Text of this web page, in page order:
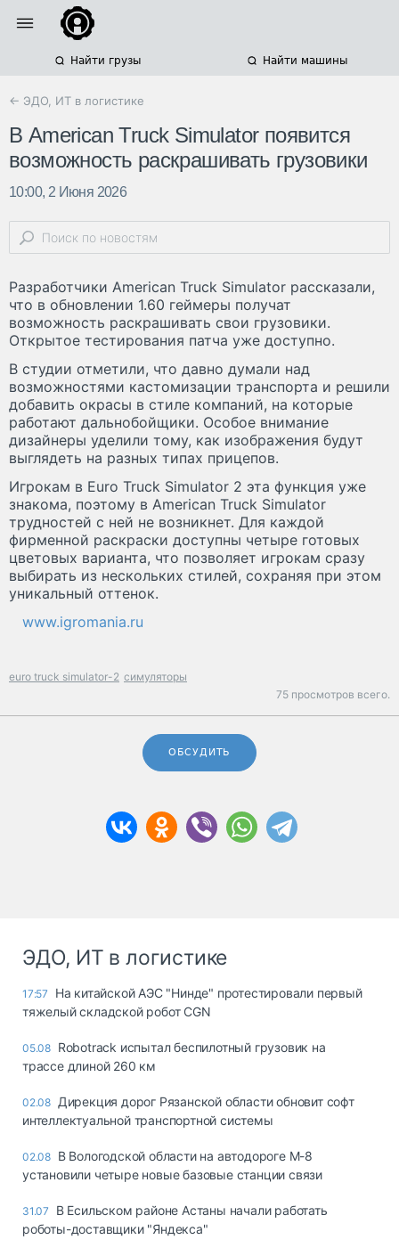
Найти грузы Найти машины
← ЭДО, ИТ в логистике
В American Truck Simulator появится
возможность раскрашивать грузовики
10:00, 2 Июня 2026
Разработчики American Truck Simulator рассказали,
что в обновлении 1.60 геймеры получат
возможность раскрашивать свои грузовики.
Открытое тестирования патча уже доступно.
В студии отметили, что давно думали над
возможностями кастомизации транспорта и решили
добавить окрасы в стиле компаний, на которые
работают дальнобойщики. Особое внимание
дизайнеры уделили тому, как изображения будут
выглядеть на разных типах прицепов.
Игрокам в Euro Truck Simulator 2 эта функция уже
знакома, поэтому в American Truck Simulator
трудностей с ней не возникнет. Для каждой
фирменной раскраски доступны четыре готовых
цветовых варианта, что позволяет игрокам сразу
выбирать из нескольких стилей, сохраняя при этом
уникальный оттенок.
www.igromania.ru
euro truck simulator-2 симуляторы
75 просмотров всего.
ОБСУДИТЬ
ЭДО, ИТ в логистике
17:57
На китайской АЭС "Нинде" протестировали первый
тяжелый складской робот CGN
05.08 Robotrack испытал беспилотный грузовик на
трассе длиной 260 км
02.08 Дирекция дорог Рязанской области обновит софт
интеллектуальной транспортной системы
02.08 В Вологодской области на автодороге М-8
установили четыре новые базовые станции связи
31.07
В Есильском районе Астаны начали работать
роботы-доставщики "Яндекса"